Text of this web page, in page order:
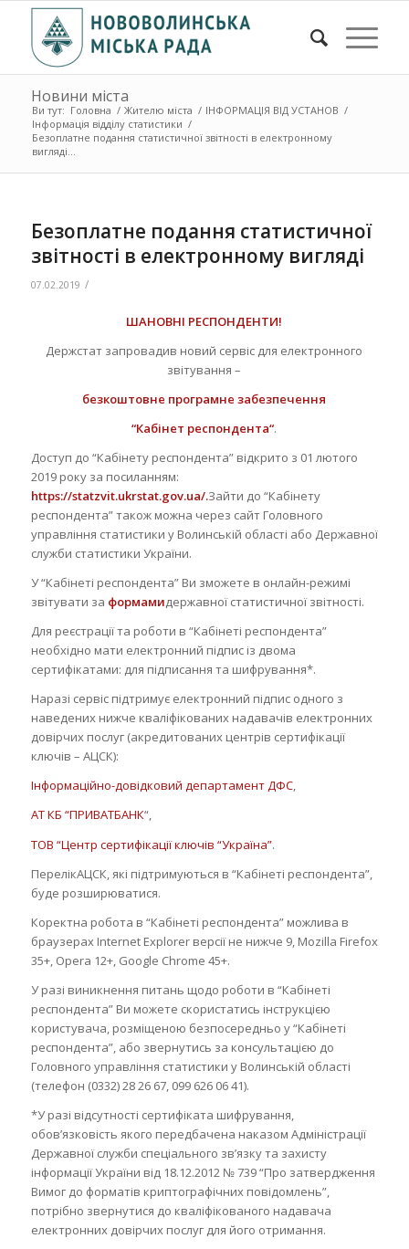
Новини міста
Ви тут: Головна / Жителю міста / ІНФОРМАЦІЯ ВІД УСТАНОВ /
Інформація відділу статистики /
Безоплатне подання статистичної звітності в електронному
вигляді...
Безоплатне подання статистичної
звітності в електронному вигляді
07.02.2019 /
ШАНОВНІ РЕСПОНДЕНТИ!
Держстат запровадив новий сервіс для електронного
звітування –
безкоштовне програмне забезпечення
“Кабінет респондента“.
Доступ до “Кабінету респондента” відкрито з 01 лютого
2019 року за посиланням:
https://statzvit.ukrstat.gov.ua/.Зайти до “Кабінету
респондента” також можна через сайт Головного
управління статистики у Волинській області або Державної
служби статистики України.
У “Кабінеті респондента” Ви зможете в онлайн-режимі
звітувати за формамидержавної статистичної звітності.
Для реєстрації та роботи в “Кабінеті респондента”
необхідно мати електронний підпис із двома
сертифікатами: для підписання та шифрування*.
Наразі сервіс підтримує електронний підпис одного з
наведених нижче кваліфікованих надавачів електронних
довірчих послуг (акредитованих центрів сертифікації
ключів – АЦСК):
Інформаційно-довідковий департамент ДФС,
АТ КБ “ПРИВАТБАНК“,
ТОВ “Центр сертифікації ключів “Україна”.
ПерелікАЦСК, які підтримуються в “Кабінеті респондента”,
буде розширюватися.
Коректна робота в “Кабінеті респондента” можлива в
браузерах Internet Explorer версії не нижче 9, Mozilla Firefox
35+, Opera 12+, Google Chrome 45+.
У разі виникнення питань щодо роботи в “Кабінеті
респондента” Ви можете скористатись інструкцією
користувача, розміщеною безпосередньо у “Кабінеті
респондента”, або звернутись за консультацією до
Головного управління статистики у Волинській області
(телефон (0332) 28 26 67, 099 626 06 41).
*У разі відсутності сертифіката шифрування,
обов’язковість якого передбачена наказом Адміністрації
Державної служби спеціального зв’язку та захисту
інформації України від 18.12.2012 № 739 “Про затвердження
Вимог до форматів криптографічних повідомлень”,
потрібно звернутися до кваліфікованого надавача
електронних довірчих послуг для його отримання.